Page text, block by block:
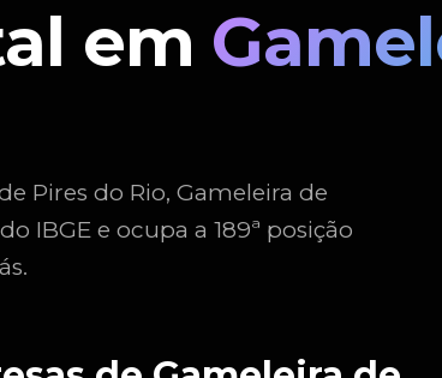
em
Pires do Rio, Gameleira de
IBGE e ocupa a 189ª posição